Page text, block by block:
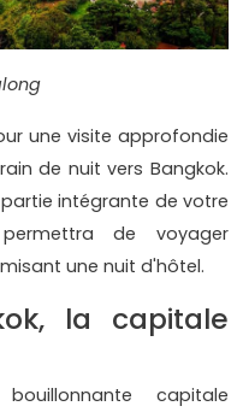
une visite approfondie
de nuit vers Bangkok.
intégrante de votre
de voyager
une nuit d'hôtel.
la capitale
capitale